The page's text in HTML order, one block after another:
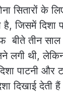
सितारों के
जिसमें दिशा
बीते तीन
लगी थी,
पाटनी और
देती